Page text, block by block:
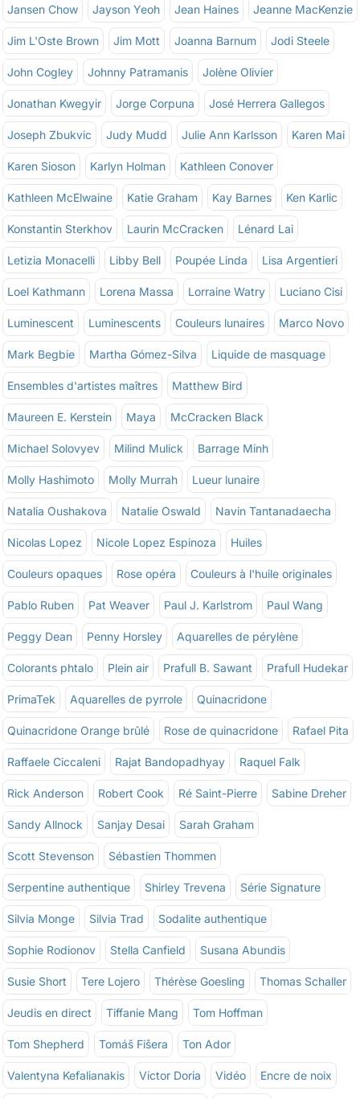
Jansen Chow Jayson Yeoh Jean Haines Jeanne MacKenzie
Jim L'Oste Brown Jim Mott Joanna Barnum Jodi Steele
John Cogley Johnny Patramanis Jolène Olivier
Jonathan Kwegyir Jorge Corpuna José Herrera Gallegos
Joseph Zbukvic Judy Mudd Julie Ann Karlsson Karen Mai
Karen Sioson Karlyn Holman Kathleen Conover
Kathleen McElwaine Katie Graham Kay Barnes Ken Karlic
Konstantin Sterkhov Laurin McCracken Lénard Lai
Letizia Monacelli Libby Bell Poupée Linda Lisa Argentieri
Loel Kathmann Lorena Massa Lorraine Watry Luciano Cisi
Luminescent Luminescents Couleurs lunaires Marco Novo
Mark Begbie Martha Gómez-Silva Liquide de masquage
Ensembles d'artistes maîtres Matthew Bird
Maureen E. Kerstein Maya McCracken Black
Michael Solovyev Milind Mulick Barrage Minh
Molly Hashimoto Molly Murrah Lueur lunaire
Natalia Oushakova Natalie Oswald Navin Tantanadaecha
Nicolas Lopez Nicole Lopez Espinoza Huiles
Couleurs opaques Rose opéra Couleurs à l'huile originales
Pablo Ruben Pat Weaver Paul J. Karlstrom Paul Wang
Peggy Dean Penny Horsley Aquarelles de pérylène
Colorants phtalo Plein air Prafull B. Sawant Prafull Hudekar
PrimaTek Aquarelles de pyrrole Quinacridone
Quinacridone Orange brûlé Rose de quinacridone Rafael Pita
Raffaele Ciccaleni Rajat Bandopadhyay Raquel Falk
Rick Anderson Robert Cook Ré Saint-Pierre Sabine Dreher
Sandy Allnock Sanjay Desai Sarah Graham
Scott Stevenson Sébastien Thommen
Serpentine authentique Shirley Trevena Série Signature
Silvia Monge Silvia Trad Sodalite authentique
Sophie Rodionov Stella Canfield Susana Abundis
Susie Short Tere Lojero Thérèse Goesling Thomas Schaller
Jeudis en direct Tiffanie Mang Tom Hoffman
Tom Shepherd Tomáš Fišera Ton Ador
Valentyna Kefalianakis Victor Doria Vidéo Encre de noix